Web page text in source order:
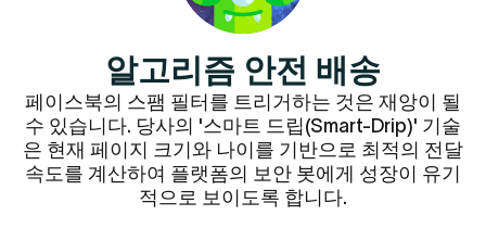
알고리즘 안전 배송
페이스북의 스팸 필터를 트리거하는 것은 재앙이 될
수 있습니다. 당사의 '스마트 드립(Smart-Drip)' 기술
은 현재 페이지 크기와 나이를 기반으로 최적의 전달
속도를 계산하여 플랫폼의 보안 봇에게 성장이 유기
적으로 보이도록 합니다.